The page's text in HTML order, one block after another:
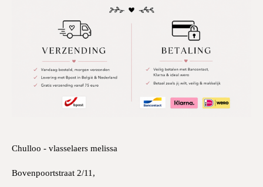
Chulloo - vlasselaers melissa
Bovenpoortstraat 2/11,